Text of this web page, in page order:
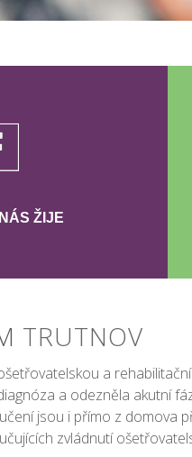
ŽIJE
TRUTNOV
a
a odezněla akutní
jsou i přímo z domova
zvládnutí